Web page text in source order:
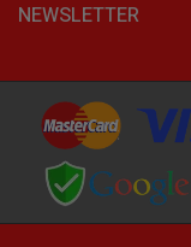
NEWSLETTER